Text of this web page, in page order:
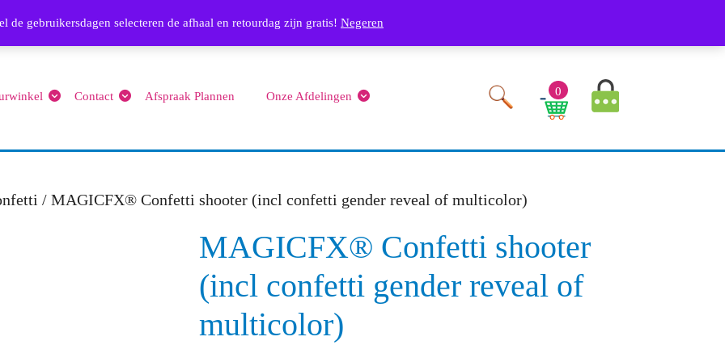
de gebruikersdagen selecteren de afhaal en retourdag zijn gratis! Negeren
info@feest4you.nl Email 0636569249
Contact Afspraak Plannen Onze Afdelingen
0
Cart
/ MAGICFX® Confetti shooter (incl confetti gender reveal of multicolor)
MAGICFX® Confetti shooter
(incl confetti gender reveal of
multicolor)